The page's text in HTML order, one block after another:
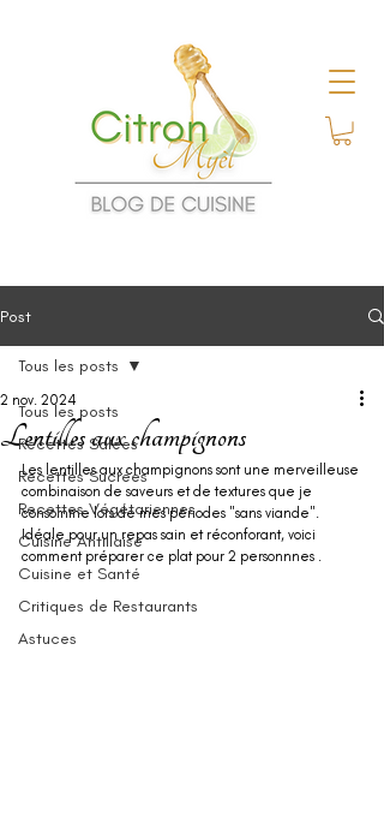
Post
Tous les posts
Recettes Salées
Recettes Sucrées
Recettes Végétariennes
Cuisine Antillaise
Cuisine et Santé
Critiques de Restaurants
Astuces
Tous les posts
Lentilles aux champignons
2 nov. 2024
Les lentilles aux champignons sont une merveilleuse
combinaison de saveurs et de textures que je
consomme lors de mes périodes "sans viande".
Idéale pour un repas sain et réconforant, voici
comment préparer ce plat pour 2 personnnes .